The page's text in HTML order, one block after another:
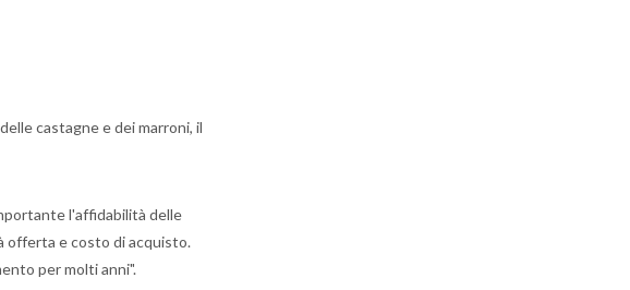
castagne e dei marroni, il
l'affidabilità delle
offerta e costo di acquisto.
per molti anni".